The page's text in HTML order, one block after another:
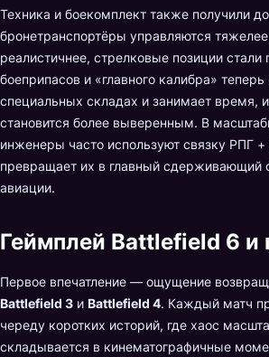
Техника и боекомплект также получили
бронетранспортёры управляются
реалистичнее, стрелковые позиции стали
боеприпасов и «главного калибра» теперь
специальных складах и занимает время,
становится более выверенным. В
инженеры часто используют связку РПГ
превращает их в главный сдерживающий
авиации.
Геймплей Battlefield 6 и
Первое впечатление — ощущение
Battlefield 3 и Battlefield 4. Каждый матч
череду коротких историй, где хаос
складывается в кинематографичные